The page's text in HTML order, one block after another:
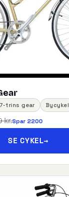
trins gear Bycykel
kr.Spar 2200
SE CYKEL→